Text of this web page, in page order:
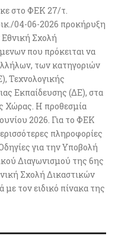
στο ΦΕΚ 27/τ.
04-06-2026 προκήρυξη
Εθνική Σχολή
που πρόκειται να
των κατηγοριών
Τεχνολογικής
Εκπαίδευσης (ΔΕ), στα
Χώρας. Η προθεσμία
2026. Για το ΦΕΚ
πληροφορίες
για την Υποβολή
Διαγωνισμού της 6ης
Σχολή Δικαστικών
τον ειδικό πίνακα της